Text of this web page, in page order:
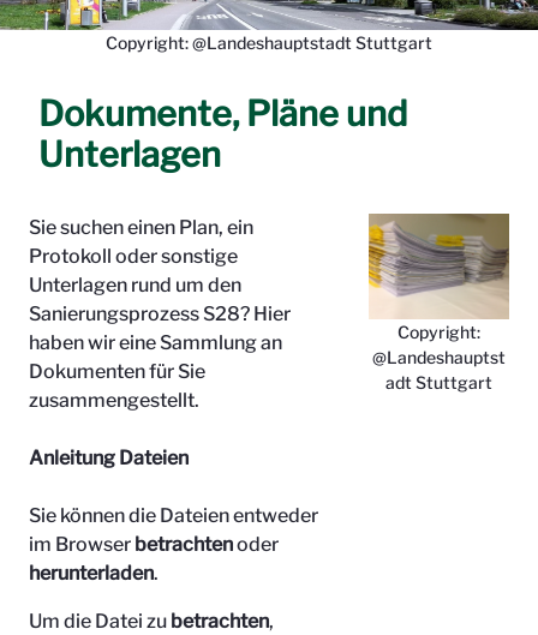
Copyright: @Landeshauptstadt Stuttgart
Dokumente, Pläne und
Unterlagen
Sie suchen einen Plan, ein
Protokoll oder sonstige
Unterlagen rund um den
Sanierungsprozess S28? Hier
haben wir eine Sammlung an
Dokumenten für Sie
zusammengestellt.
Anleitung Dateien
Sie können die Dateien entweder
im Browser betrachtenoder
herunterladen.
Um die Datei zu betrachten,
Copyright:
@Landeshauptst
adt Stuttgart